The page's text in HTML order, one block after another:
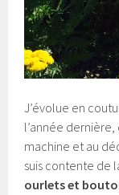
J’évolue en
l’année
machine et au
suis contente de
ourlets et